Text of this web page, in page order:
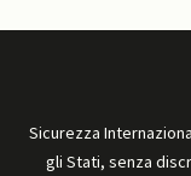
Sicurezza
gli Stati, senza